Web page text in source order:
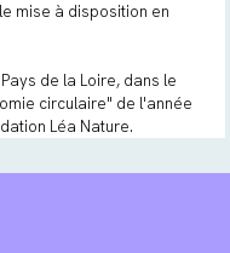
mise à disposition en
de la Loire, dans le
circulaire" de l'année
Léa Nature.